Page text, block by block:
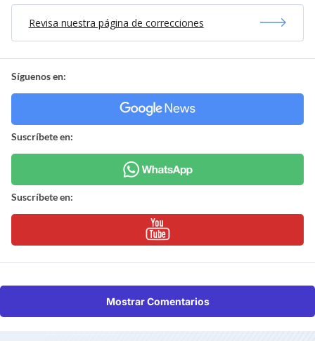
Revisa nuestra página de correcciones
Síguenos en:
Suscríbete en:
Suscríbete en:
Mostrar Comentarios